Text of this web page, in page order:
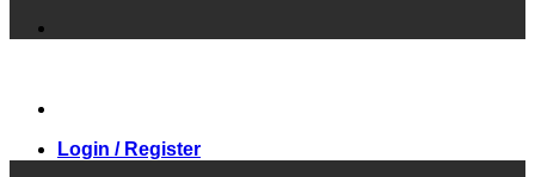
Login / Register